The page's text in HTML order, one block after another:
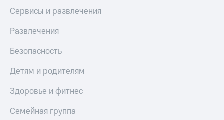
Сервисы и развлечения
Развлечения
Безопасность
Детям и родителям
Здоровье и фитнес
Семейная группа